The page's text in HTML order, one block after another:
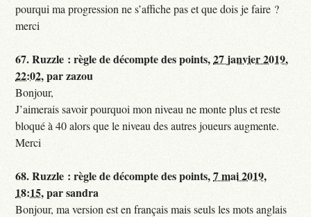
pourqui ma progression ne s’affiche pas et que dois je faire ?
merci
67.Ruzzle : règle de décompte des points,27 janvier 2019,
22:02,parzazou
Bonjour,
J’aimerais savoir pourquoi mon niveau ne monte plus et reste
bloqué à 40 alors que le niveau des autres joueurs augmente.
Merci
68.Ruzzle : règle de décompte des points,7 mai 2019,
18:15,parsandra
Bonjour, ma version est en français mais seuls les mots anglais